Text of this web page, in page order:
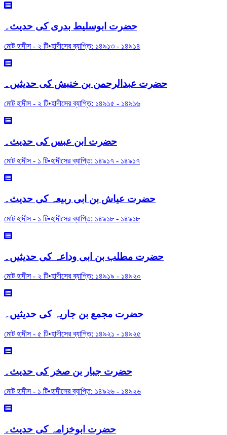
حضرت ابوسلیط بدری کی حدیث۔
মোট হাদীস - ২ টি•হাদীসের ব্যাপ্তি: ১৪৯১৩ - ১৪৯১৪
حضرت عبدالرحمن بن خنبش کی حدیثیں۔
মোট হাদীস - ২ টি•হাদীসের ব্যাপ্তি: ১৪৯১৫ - ১৪৯১৬
حضرت ابن عبس کی حدیث۔
মোট হাদীস - ১ টি•হাদীসের ব্যাপ্তি: ১৪৯১৭ - ১৪৯১৭
حضرت عیاش بن ابی ربیعہ کی حدیث۔
মোট হাদীস - ১ টি•হাদীসের ব্যাপ্তি: ১৪৯১৮- ১৪৯১৮
حضرت مطلب بن ابی وداعہ کی حدیثیں۔
মোট হাদীস - ২ টি•হাদীসের ব্যাপ্তি: ১৪৯১৯ - ১৪৯২০
حضرت مجمع بن جاریہ کی حدیثیں۔
মোট হাদীস - ৫ টি•হাদীসের ব্যাপ্তি: ১৪৯২১ - ১৪৯২৫
حضرت جبار بن صخر کی حدیث۔
মোট হাদীস - ১ টি•হাদীসের ব্যাপ্তি: ১৪৯২৬ - ১৪৯২৬
حضرت ابوخزامہ کی حدیث۔